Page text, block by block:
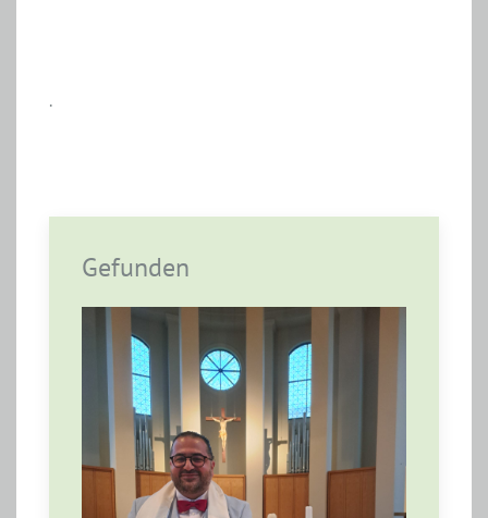
.
Gefunden